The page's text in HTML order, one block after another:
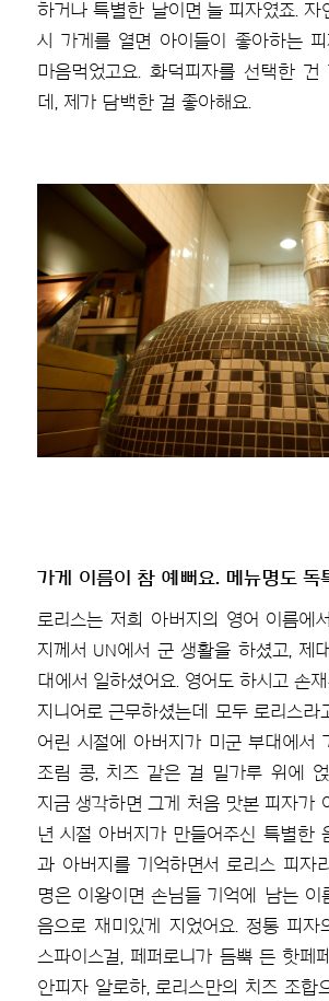
하거나 특별한 날이면 늘 피자였죠. 자
시 가게를 열면 아이들이 좋아하는 피
마음먹었고요. 화덕피자를 선택한 건
데, 제가 담백한 걸 좋아해요.
가게 이름이 참 예뻐요. 메뉴명도 독
로리스는 저희 아버지의 영어 이름에
지께서 UN에서 군 생활을 하셨고, 제
대에서 일하셨어요. 영어도 하시고 손
지니어로 근무하셨는데 모두 로리스라
어린 시절에 아버지가 미군 부대에서
조림 콩, 치즈 같은 걸 밀가루 위에 얹
지금 생각하면 그게 처음 맛본 피자가
년 시절 아버지가 만들어주신 특별한
과 아버지를 기억하면서 로리스 피자
명은 이왕이면 손님들 기억에 남는 이
음으로 재미있게 지었어요. 정통 피자
스파이스걸, 페퍼로니가 듬뿍 든 핫페
안피자 알로하, 로리스만의 치즈 조합